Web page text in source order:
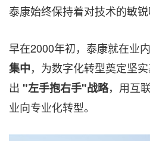
泰康始终保持着对技术的敏锐
早在2000年初，泰康就在业
集中，为数字化转型奠定坚
出 "左手抱右手"战略，用互
业向专业化转型。